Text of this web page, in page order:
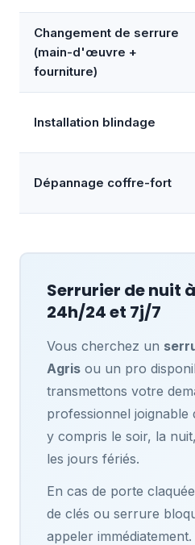
Changement de serrure
(main-d'œuvre +
fourniture)
Installation blindage
Dépannage coffre-fort
Serrurier de nuit à
24h/24 et 7j/7
Vous cherchez un
Agrisou un pro
transmettons votre
professionnel joignable
y compris le soir, la
les jours fériés.
En cas de porte
de clés ou serrure
appeler